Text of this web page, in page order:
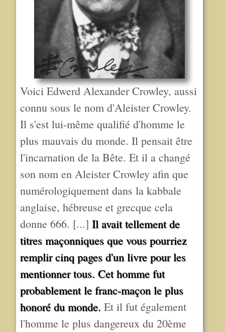
Voici Edwerd Alexander Crowley, aussi
connu sous le nom d'Aleister Crowley.
Il s'est lui-même qualifié d'homme le
plus mauvais du monde. Il pensait être
l'incarnation de la Bête. Et il a changé
son nom en Aleister Crowley afin que
numérologiquement dans la kabbale
anglaise, hébreuse et grecque cela
donne 666. [...] Il avait tellement de
titres maçonniques que vous pourriez
remplir cinq pages d'un livre pour les
mentionner tous. Cet homme fut
probablement le franc-maçon le plus
honoré du monde. Et il fut également
l'homme le plus dangereux du 20ème